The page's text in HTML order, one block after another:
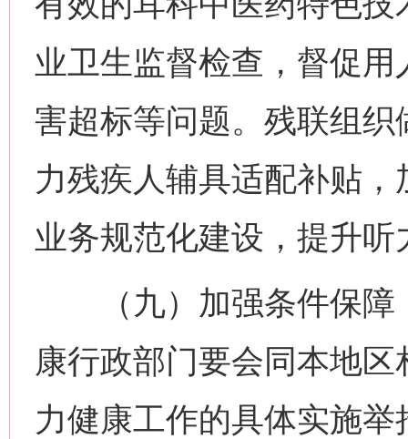
业卫生监督检查，督促
害超标等问题。残联组
力残疾人辅具适配补贴
业务规范化建设，提升
（九）加强条件保障
康行政部门要会同本地
力健康工作的具体实施